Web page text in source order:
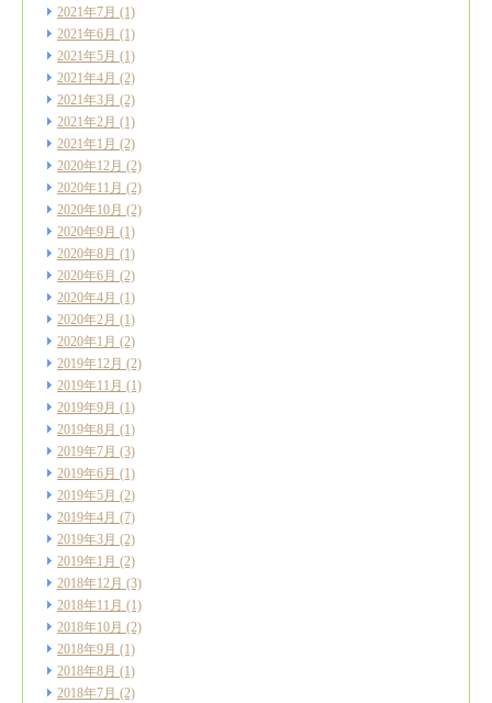
2021年7月 (1)
2021年6月 (1)
2021年5月 (1)
2021年4月 (2)
2021年3月 (2)
2021年2月 (1)
2021年1月 (2)
2020年12月 (2)
2020年11月 (2)
2020年10月 (2)
2020年9月 (1)
2020年8月 (1)
2020年6月 (2)
2020年4月 (1)
2020年2月 (1)
2020年1月 (2)
2019年12月 (2)
2019年11月 (1)
2019年9月 (1)
2019年8月 (1)
2019年7月 (3)
2019年6月 (1)
2019年5月 (2)
2019年4月 (7)
2019年3月 (2)
2019年1月 (2)
2018年12月 (3)
2018年11月 (1)
2018年10月 (2)
2018年9月 (1)
2018年8月 (1)
2018年7月 (2)